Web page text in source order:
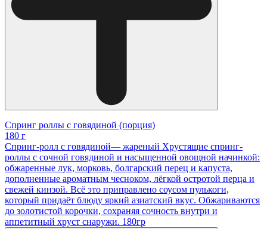
Спринг роллы с говядиной (порция)
180 г
Спринг-ролл с говядиной— жареный Хрустящие спринг-
роллы с сочной говядиной и насыщенной овощной начинкой:
обжаренные лук, морковь, болгарский перец и капуста,
дополненные ароматным чесноком, лёгкой остротой перца и
свежей кинзой. Всё это приправлено соусом пулькоги,
который придаёт блюду яркий азиатский вкус. Обжариваются
до золотистой корочки, сохраняя сочность внутри и
аппетитный хруст снаружи. 180гр